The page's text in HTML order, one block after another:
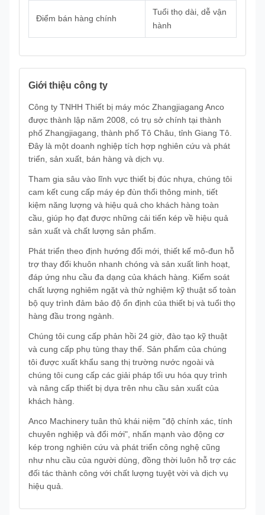
Điểm bán hàng chính
Tuổi thọ dài, dễ vận
hành
Giới thiệu công ty
Công ty TNHH Thiết bị máy móc Zhangjiagang Anco
được thành lập năm 2008, có trụ sở chính tại thành
phố Zhangjiagang, thành phố Tô Châu, tỉnh Giang Tô.
Đây là một doanh nghiệp tích hợp nghiên cứu và phát
triển, sản xuất, bán hàng và dịch vụ.
Tham gia sâu vào lĩnh vực thiết bị đúc nhựa, chúng tôi
cam kết cung cấp máy ép đùn thổi thông minh, tiết
kiệm năng lượng và hiệu quả cho khách hàng toàn
cầu, giúp họ đạt được những cải tiến kép về hiệu quả
sản xuất và chất lượng sản phẩm.
Phát triển theo định hướng đổi mới, thiết kế mô-đun hỗ
trợ thay đổi khuôn nhanh chóng và sản xuất linh hoạt,
đáp ứng nhu cầu đa dạng của khách hàng. Kiểm soát
chất lượng nghiêm ngặt và thử nghiệm kỹ thuật số toàn
bộ quy trình đảm bảo độ ổn định của thiết bị và tuổi thọ
hàng đầu trong ngành.
Chúng tôi cung cấp phản hồi 24 giờ, đào tạo kỹ thuật
và cung cấp phụ tùng thay thế. Sản phẩm của chúng
tôi được xuất khẩu sang thị trường nước ngoài và
chúng tôi cung cấp các giải pháp tối ưu hóa quy trình
và nâng cấp thiết bị dựa trên nhu cầu sản xuất của
khách hàng.
Anco Machinery tuân thủ khái niệm "độ chính xác, tính
chuyên nghiệp và đổi mới", nhấn mạnh vào động cơ
kép trong nghiên cứu và phát triển công nghệ cũng
như nhu cầu của người dùng, đồng thời luôn hỗ trợ các
đối tác thành công với chất lượng tuyệt vời và dịch vụ
hiệu quả.